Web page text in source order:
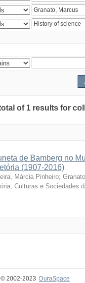
of 1 results for
de Bamberg no
(1907-2016)
Márcia Pinheiro;
Culturas e Sociedades
2002-2023 DuraSpace